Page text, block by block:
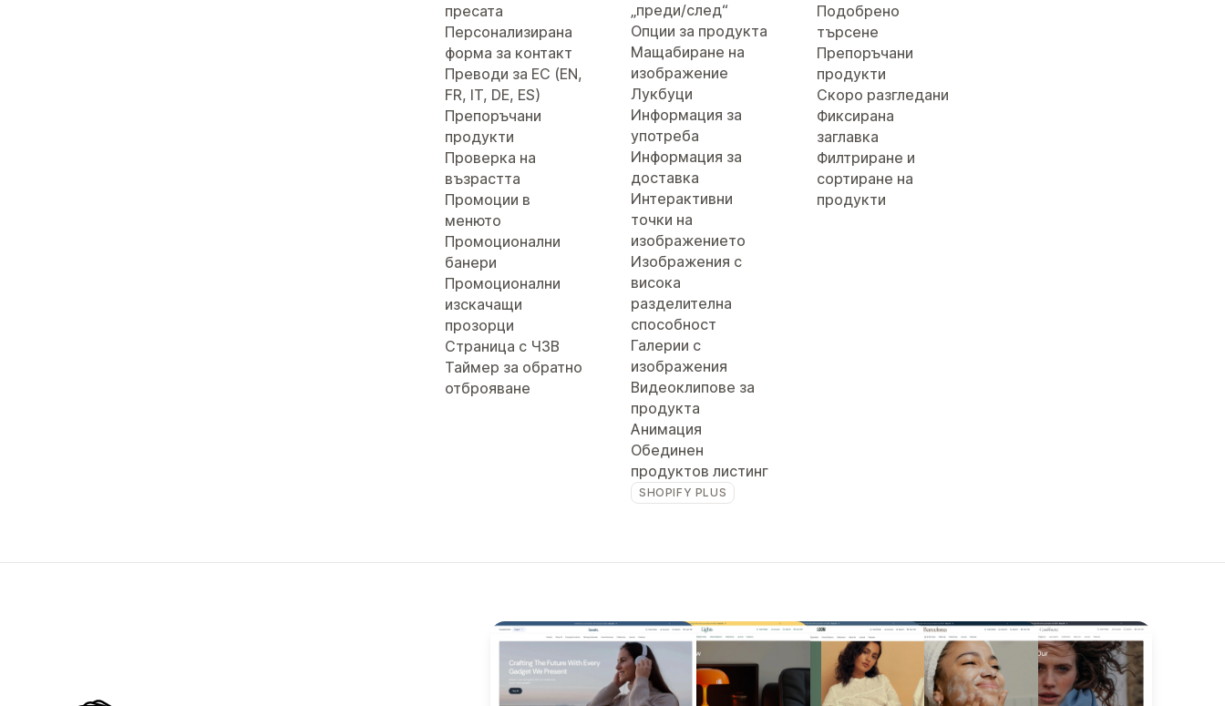
пресата
Персонализирана
форма за контакт
Преводи за ЕС (EN,
FR, IT, DE, ES)
Препоръчани
продукти
Проверка на
възрастта
Промоции в
менюто
Промоционални
банери
Промоционални
изскачащи
прозорци
Страница с ЧЗВ
Таймер за обратно
отброяване
„преди/след“
Опции за продукта
Мащабиране на
изображение
Лукбуци
Информация за
употреба
Информация за
доставка
Интерактивни
точки на
изображението
Изображения с
висока
разделителна
способност
Галерии с
изображения
Видеоклипове за
продукта
Анимация
Обединен
продуктов листинг
SHOPIFY PLUS
Подобрено
търсене
Препоръчани
продукти
Скоро разгледани
Фиксирана
заглавка
Филтриране и
сортиране на
продукти